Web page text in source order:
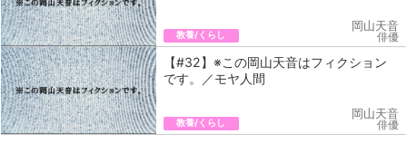
教養/くらし
岡山天音
俳優
【#32】※この岡山天音はフィクション
です。／モヤ人間
教養/くらし
岡山天音
俳優